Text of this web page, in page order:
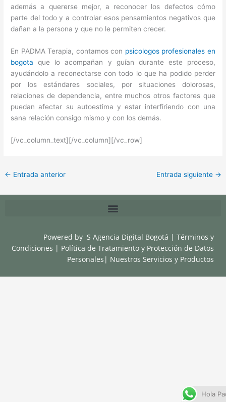
además a quererse mejor, a reconocer los defectos cómo
parte del todo y a controlar esos pensamientos negativos que
dañan a la persona y que no le permiten crecer.
En PADMA Terapia, contamos con psicologos profesionales en
bogota que lo acompañan y guían durante este proceso,
ayudándolo a reconectarse con todo lo que ha podido perder
por los estándares sociales, por situaciones dolorosas,
relaciones de dependencia, entre muchos otros factores que
puedan afectar su autoestima y estar interfiriendo con una
sana relación consigo mismo y con los demás.
[/vc_column_text][/vc_column][/vc_row]
← Entrada anterior Entrada siguiente →
Powered by S Agencia Digital Bogotá |Términos y
Condiciones | Política de Tratamiento y Protección de Datos
Personales | Nuestros Servicios y Productos
Hola